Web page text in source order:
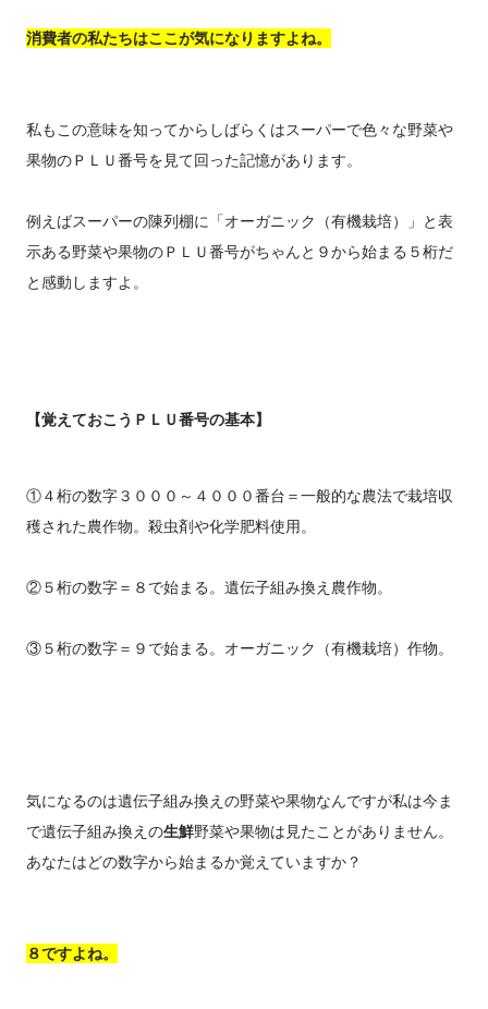
消費者の私たちはここが気になりますよね。
私もこの意味を知ってからしばらくはスーパーで色々な野菜や
果物のＰＬＵ番号を見て回った記憶があります。
例えばスーパーの陳列棚に「オーガニック（有機栽培）」と表
示ある野菜や果物のＰＬＵ番号がちゃんと９から始まる５桁だ
と感動しますよ。
【覚えておこうＰＬＵ番号の基本】
①４桁の数字３０００～４０００番台＝一般的な農法で栽培収
穫された農作物。殺虫剤や化学肥料使用。
②５桁の数字＝８で始まる。遺伝子組み換え農作物。
③５桁の数字＝９で始まる。オーガニック（有機栽培）作物。
気になるのは遺伝子組み換えの野菜や果物なんですが私は今ま
で遺伝子組み換えの生鮮野菜や果物は見たことがありません。
あなたはどの数字から始まるか覚えていますか？
８ですよね。